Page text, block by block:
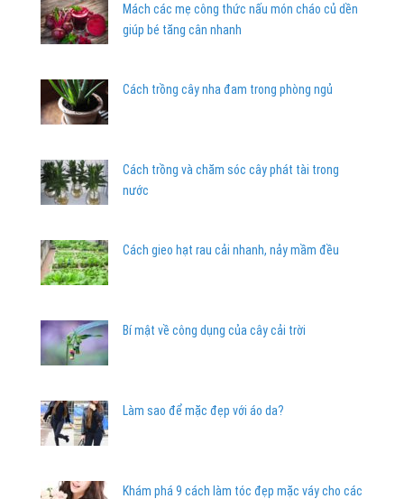
Mách các mẹ công thức nấu món cháo củ dền
giúp bé tăng cân nhanh
Cách trồng cây nha đam trong phòng ngủ
Cách trồng và chăm sóc cây phát tài trong
nước
Cách gieo hạt rau cải nhanh, nảy mầm đều
Bí mật về công dụng của cây cải trời
Làm sao để mặc đẹp với áo da?
Khám phá 9 cách làm tóc đẹp mặc váy cho các